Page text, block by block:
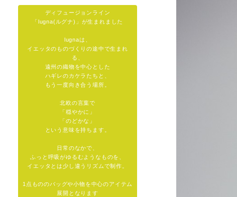
ディフュージョンライン
「lugna(ルグナ)」が生まれました
lugnaは、
イエッタのものづくりの途中で生まれ
る、
遠州の織物を中心とした
ハギレのカケラたちと、
もう一度向き合う場所。
北欧の言葉で
「穏やかに」
「のどかな」
という意味を持ちます。
日常のなかで、
ふっと呼吸がゆるむようなものを、
イエッタとは少し違うリズムで制作。
1点もののバッグや小物を中心のアイテム
展開となります